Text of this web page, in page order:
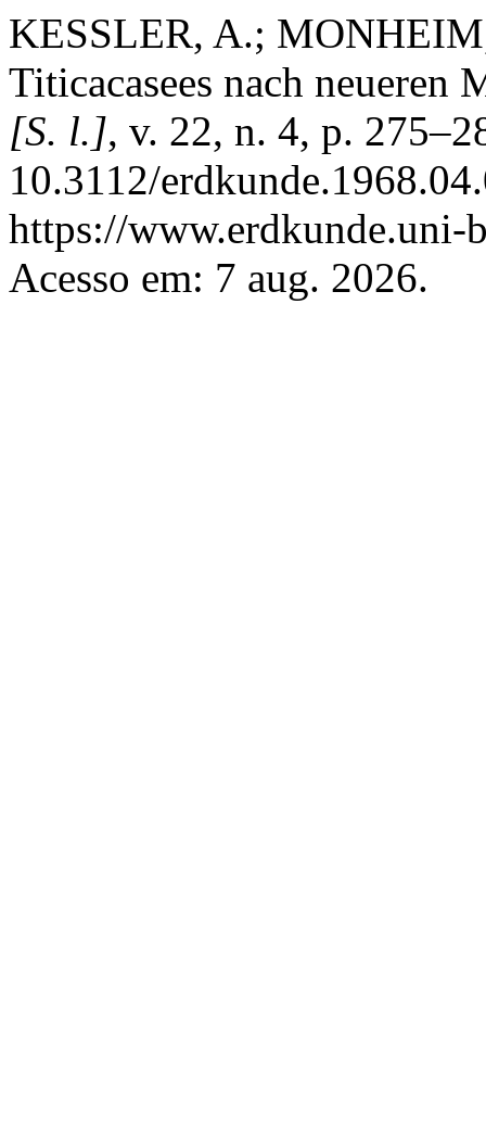
KESSLER, A.;
Titicacasees nach neueren
[S. l.], v. 22, n. 4, p.
10.3112/
https://www.erdkunde.uni-
Acesso em: 7 aug. 2026.